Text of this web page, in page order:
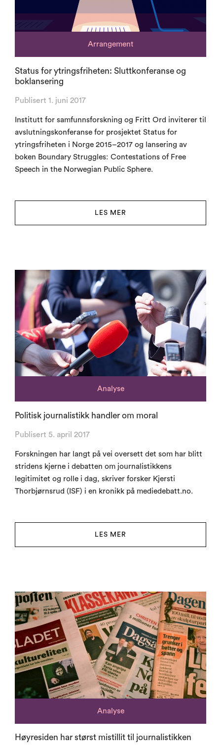
Arrangement
Status for ytringsfriheten: Sluttkonferanse og
boklansering
Publisert 1. juni 2017
Institutt for samfunnsforskning og Fritt Ord inviterer til
avslutningskonferanse for prosjektet Status for
ytringsfriheten i Norge 2015–2017 og lansering av
boken Boundary Struggles: Contestations of Free
Speech in the Norwegian Public Sphere.
LES MER
Analyse
Politisk journalistikk handler om moral
Publisert 5. april 2017
Forskningen har langt på vei oversett det som har blitt
stridens kjerne i debatten om journalistikkens
legitimitet og rolle i dag, skriver forsker Kjersti
Thorbjørnsrud (ISF) i en kronikk på mediedebatt.no.
LES MER
Analyse
Høyresiden har størst mistillit til journalistikken